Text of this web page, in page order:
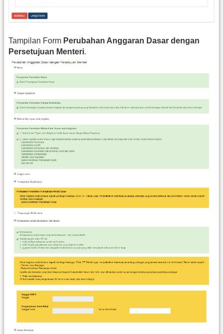
Tampilan Form Perubahan Anggaran Dasar dengan
Persetujuan Menteri.